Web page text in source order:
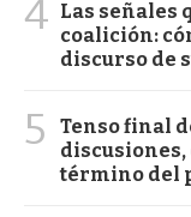
4 Las señales
coalición:
discurso de
5
Tenso final
discusiones,
término del